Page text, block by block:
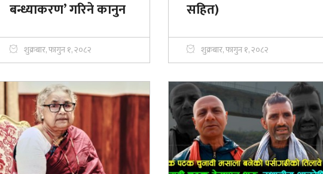
बन्ध्याकरण’ गरिने कानुन
शुक्रबार, फागुन १, २०८२
सहित)
शुक्रबार, फागुन १, २०८२